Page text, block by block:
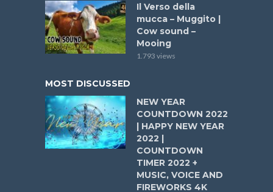
Il Verso della
mucca – Muggito |
Cow sound –
Mooing
1.793 views
MOST DISCUSSED
NEW YEAR
COUNTDOWN 2022
| HAPPY NEW YEAR
2022 |
COUNTDOWN
TIMER 2022 +
MUSIC, VOICE AND
FIREWORKS 4K